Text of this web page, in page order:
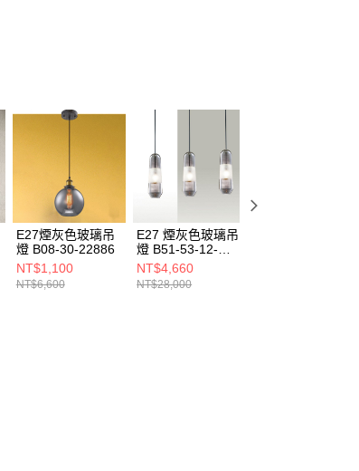
E27煙灰色玻璃吊
燈 B08-30-22886
NT$1,100
NT$6,600
E27 煙灰色玻璃吊
燈 B51-53-12-
3241
NT$4,660
NT$28,000